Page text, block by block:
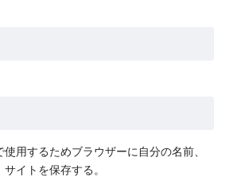
用するためブラウザーに自分の名前、
イトを保存する。